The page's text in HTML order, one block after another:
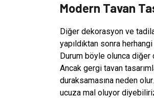
Modern Tavan
Diğer dekorasyon ve
yapıldıktan sonra
Durum böyle olunca diğer
Ancak gergi tavan
duraksamasına neden
ucuza mal oluyor